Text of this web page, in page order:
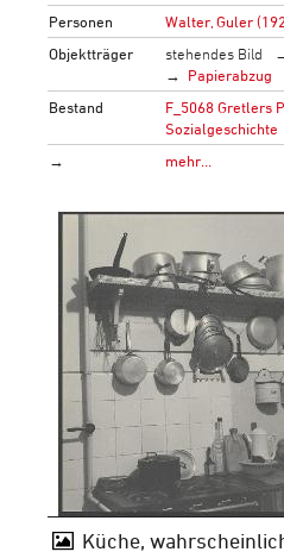
Personen
Walter, Guler
Objektträger
stehendes Bild
Papierabzug
Bestand
F_5068 Gretlers
Sozialgeschichte
→
mehr…
Küche,